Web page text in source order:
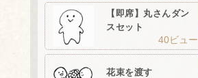
【即席】丸さんダン
スセット
40ビュー
花束を渡す